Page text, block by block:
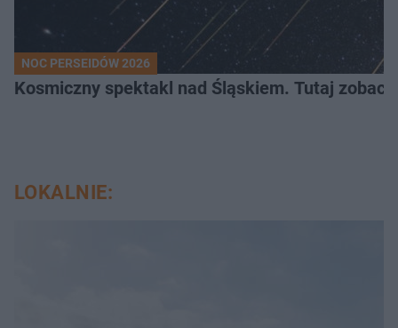
NOC PERSEIDÓW 2026
Kosmiczny spektakl nad Śląskiem. Tutaj
LOKALNIE: